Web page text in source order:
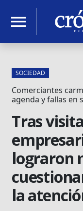
menu
SOCIEDAD
Comerciantes
agenda y fallas en
Tras
lograron
la